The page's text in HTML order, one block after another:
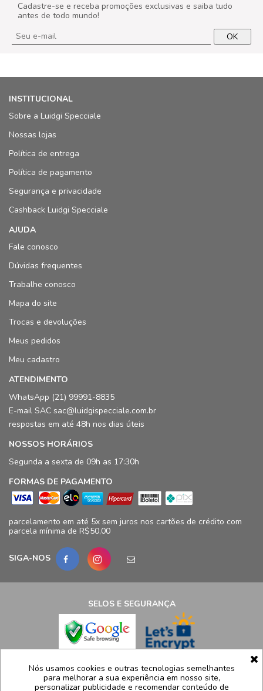
Cadastre-se e receba promoções exclusivas e saiba tudo
antes de todo mundo!
OK
INSTITUCIONAL
Sobre a Luidgi Specciale
Nossas lojas
Política de entrega
Política de pagamento
Segurança e privacidade
Cashback Luidgi Specciale
AJUDA
Fale conosco
Dúvidas frequentes
Trabalhe conosco
Mapa do site
Trocas e devoluções
Meus pedidos
Meu cadastro
ATENDIMENTO
WhatsApp (21) 99991-8835
E-mail SAC sac@luidgispecciale.com.br
respostas em até 48h nos dias úteis
NOSSOS HORÁRIOS
Segunda a sexta de 09h as 17:30h
FORMAS DE PAGAMENTO
parcelamento em até 5x sem juros nos cartões de crédito com
parcela mínima de R$50,00
SIGA-NOS
SELOS E SEGURANÇA
LCB Confecções Eireli | CNPJ: 19.316.833/0009-41
Avenida Ayrton Senna, 5.500, Bloco 11, loja 124/125 - Barra da
Nós usamos cookies e outras tecnologias semelhantes
para melhorar a sua experiência em nosso site,
personalizar publicidade e recomendar conteúdo de